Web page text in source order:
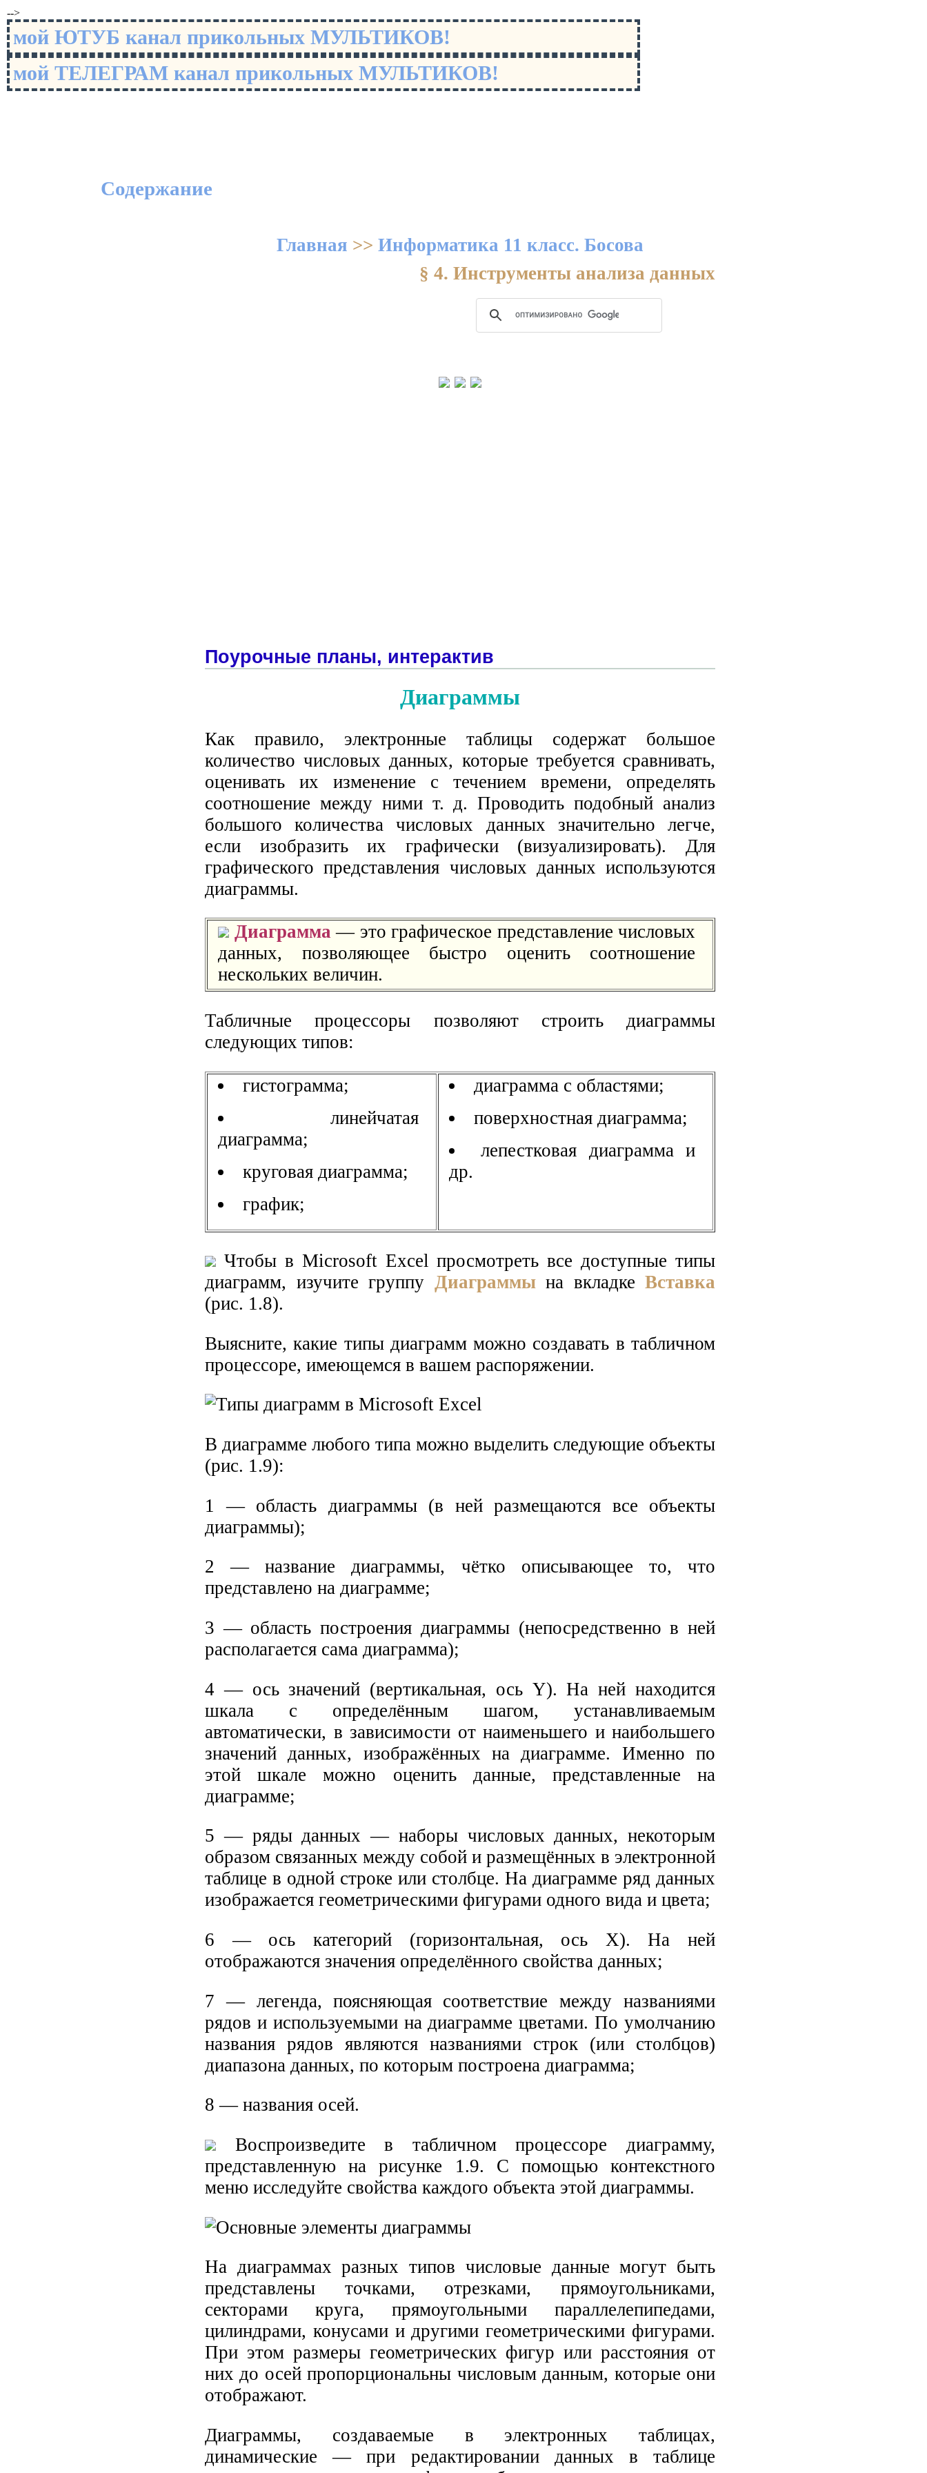
-->
мой ЮТУБ канал прикольных МУЛЬТИКОВ!
мой ТЕЛЕГРАМ канал прикольных МУЛЬТИКОВ!
Содержание
Главная >> Информатика 11 класс. Босова
§ 4. Инструменты анализа данных
Поурочные планы, интерактив
Диаграммы
Как правило, электронные таблицы содержат большое
количество числовых данных, которые требуется сравнивать,
оценивать их изменение с течением времени, определять
соотношение между ними т. д. Проводить подобный анализ
большого количества числовых данных значительно легче,
если изобразить их графически (визуализировать). Для
графического представления числовых данных используются
диаграммы.
Диаграмма — это графическое представление числовых
данных, позволяющее быстро оценить соотношение
нескольких величин.
Табличные процессоры позволяют строить диаграммы
следующих типов:
гистограмма;
линейчатая
диаграмма;
круговая диаграмма;
график;
диаграмма с областями;
поверхностная диаграмма;
лепестковая диаграмма и
др.
Чтобы в Microsoft Excel просмотреть все доступные типы
диаграмм, изучите группу Диаграммына вкладке Вставка
(рис. 1.8).
Выясните, какие типы диаграмм можно создавать в табличном
процессоре, имеющемся в вашем распоряжении.
В диаграмме любого типа можно выделить следующие объекты
(рис. 1.9):
1 — область диаграммы (в ней размещаются все объекты
диаграммы);
2 — название диаграммы, чётко описывающее то, что
представлено на диаграмме;
3 — область построения диаграммы (непосредственно в ней
располагается сама диаграмма);
4 — ось значений (вертикальная, ось Y). На ней находится
шкала с определённым шагом, устанавливаемым
автоматически, в зависимости от наименьшего и наибольшего
значений данных, изображённых на диаграмме. Именно по
этой шкале можно оценить данные, представленные на
диаграмме;
5 — ряды данных — наборы числовых данных, некоторым
образом связанных между собой и размещённых в электронной
таблице в одной строке или столбце. На диаграмме ряд данных
изображается геометрическими фигурами одного вида и цвета;
6 — ось категорий (горизонтальная, ось X). На ней
отображаются значения определённого свойства данных;
7 — легенда, поясняющая соответствие между названиями
рядов и используемыми на диаграмме цветами. По умолчанию
названия рядов являются названиями строк (или столбцов)
диапазона данных, по которым построена диаграмма;
8 — названия осей.
Воспроизведите в табличном процессоре диаграмму,
представленную на рисунке 1.9. С помощью контекстного
меню исследуйте свойства каждого объекта этой диаграммы.
На диаграммах разных типов числовые данные могут быть
представлены точками, отрезками, прямоугольниками,
секторами круга, прямоугольными параллелепипедами,
цилиндрами, конусами и другими геометрическими фигурами.
При этом размеры геометрических фигур или расстояния от
них до осей пропорциональны числовым данным, которые они
отображают.
Диаграммы, создаваемые в электронных таблицах,
динамические — при редактировании данных в таблице